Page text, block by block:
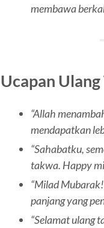
membawa
Ucapan
“Allah
mendapatkan
“Sahabatku,
takwa. Happy
“Milad
panjang yang
“Selamat ulang